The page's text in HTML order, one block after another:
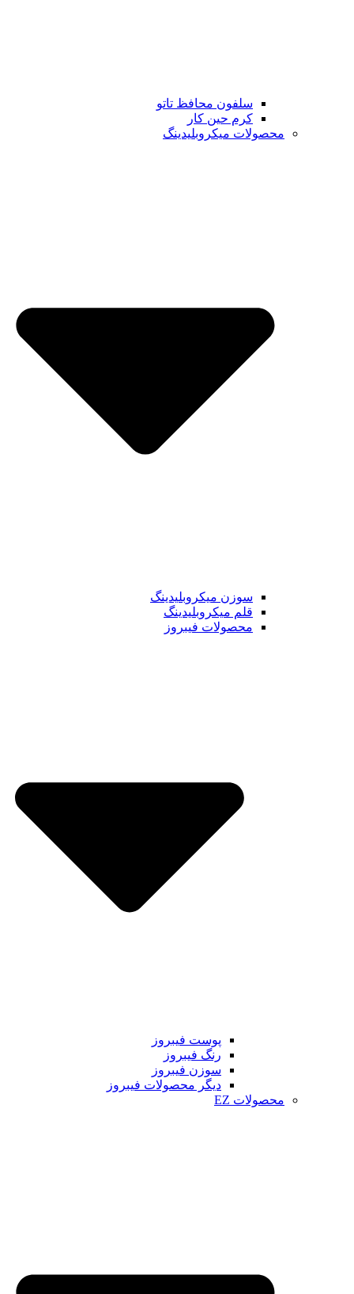
سلفون محافظ تاتو
کرم حین کار
محصولات میکروبلیدینگ
سوزن میکروبلیدینگ
قلم میکروبلیدینگ
محصولات فیبروز
پوست فیبروز
رنگ فیبروز
سوزن فیبروز
دیگر محصولات فیبروز
محصولات EZ